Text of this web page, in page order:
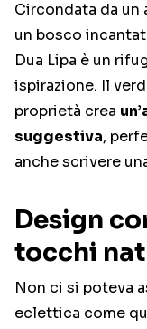
Circondata da un
un bosco
Dua Lipa è un
ispirazione. Il
proprietà crea
suggestiva,
anche scrivere
Design
tocchi
Non ci si poteva
eclettica come